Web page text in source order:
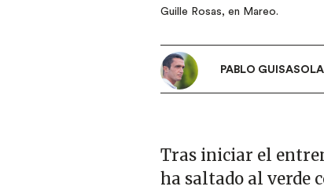
Guille Rosas, en Mareo.
PABLO GUISASOLA
Tras iniciar el
ha saltado al verde